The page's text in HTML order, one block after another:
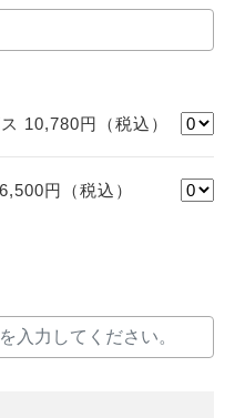
10,780円（税込）
円（税込）